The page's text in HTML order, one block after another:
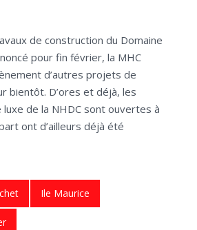
de construction du Domaine
pour fin février, la MHC
d’autres projets de
bientôt. D’ores et déjà, les
de la NHDC sont ouvertes à
ont d’ailleurs déjà été
Ile Maurice